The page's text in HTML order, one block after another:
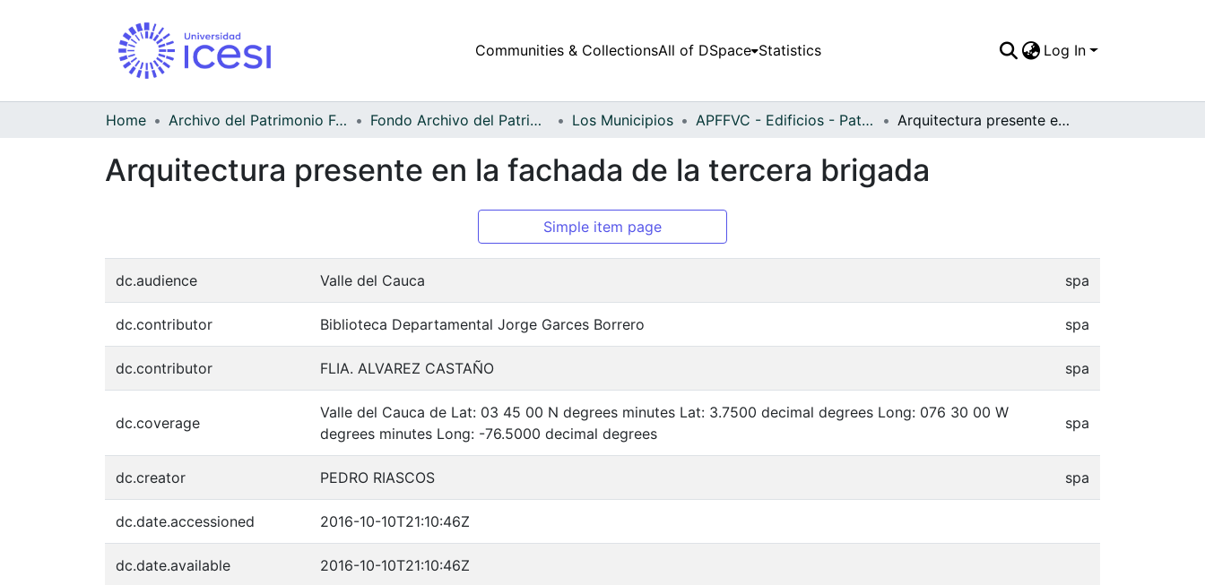
Communities & CollectionsAll of DSpace Statistics Log In
Home Archivo del Patrimonio Fotográfico y Fílmico del Valle del Cauca Fondo Archivo del Patrimonio Fotográfico y Fílmico del Valle del Cauca Los Municipios APFFVC - Edificios - Patrimonial Arquitectura presente en la fachada de la tercera brigada
Arquitectura presente en la fachada de la tercera brigada
Simple item page
dc.audience Valle del Cauca spa
dc.contributor Biblioteca Departamental Jorge Garces Borrero spa
dc.contributor FLIA. ALVAREZ CASTAÑO spa
dc.coverage
Valle del Cauca de Lat: 03 45 00 N degrees minutes Lat: 3.7500 decimal degrees Long: 076 30 00 W
degrees minutes Long: -76.5000 decimal degrees
spa
dc.creator PEDRO RIASCOS spa
dc.date.accessioned 2016-10-10T21:10:46Z
dc.date.available 2016-10-10T21:10:46Z